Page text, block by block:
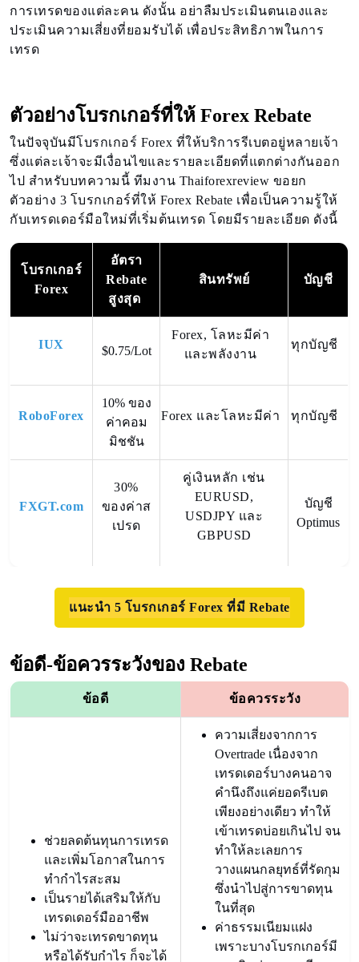
การเทรดของแต่ละคน ดังนั้น อย่าลืมประเมินตนเองและ
ประเมินความเสี่ยงที่ยอมรับได้ เพื่อประสิทธิภาพในการ
เทรด
ตัวอย่างโบรกเกอร์ที่ให้ Forex Rebate
ในปัจจุบันมีโบรกเกอร์ Forex ที่ให้บริการรีเบตอยู่หลายเจ้า
ซึ่งแต่ละเจ้าจะมีเงื่อนไขและรายละเอียดที่แตกต่างกันออก
ไป สำหรับบทความนี้ ทีมงาน Thaiforexreview ขอยก
ตัวอย่าง 3 โบรกเกอร์ที่ให้ Forex Rebate เพื่อเป็นความรู้ให้
กับเทรดเดอร์มือใหม่ที่เริ่มต้นเทรด โดยมีรายละเอียด ดังนี้
โบรกเกอร์
Forex
อัตรา
Rebate
สูงสุด
สินทรัพย์ บัญชี
IUX $0.75/Lot
Forex, โลหะมีค่า
และพลังงาน
ทุกบัญชี
RoboForex
10% ของ
ค่าคอม
มิชชัน
Forex และโลหะมีค่า ทุกบัญชี
FXGT.com
30%
ของค่าส
เปรด
คู่เงินหลัก เช่น
EURUSD,
USDJPY และ
GBPUSD
บัญชี
Optimus
แนะนำ 5 โบรกเกอร์ Forex ที่มี Rebate
ข้อดี-ข้อควรระวังของ Rebate
ข้อดี ข้อควรระวัง
ช่วยลดต้นทุนการเทรด
และเพิ่มโอกาสในการ
ทำกำไรสะสม
เป็นรายได้เสริมให้กับ
เทรดเดอร์มืออาชีพ
ไม่ว่าจะเทรดขาดทุน
หรือได้รับกำไร ก็จะได้
ความเสี่ยงจากการ
Overtrade เนื่องจาก
เทรดเดอร์บางคนอาจ
คำนึงถึงแค่ยอดรีเบต
เพียงอย่างเดียว ทำให้
เข้าเทรดบ่อยเกินไป จน
ทำให้ละเลยการ
วางแผนกลยุทธ์ที่รัดกุม
ซึ่งนำไปสู่การขาดทุน
ในที่สุด
ค่าธรรมเนียมแฝง
เพราะบางโบรกเกอร์มี